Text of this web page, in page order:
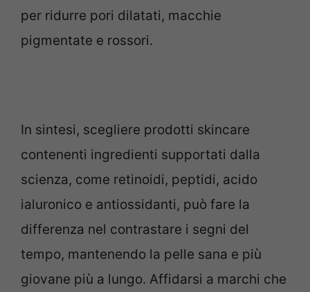
per ridurre pori dilatati, macchie
pigmentate e rossori.
In sintesi, scegliere prodotti skincare
contenenti ingredienti supportati dalla
scienza, come retinoidi, peptidi, acido
ialuronico e antiossidanti, può fare la
differenza nel contrastare i segni del
tempo, mantenendo la pelle sana e più
giovane più a lungo. Affidarsi a marchi che